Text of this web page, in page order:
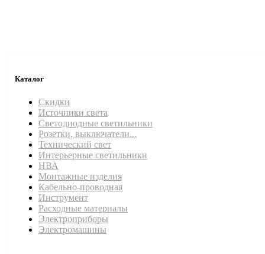
Каталог
Скидки
Источники света
Светодиодные светильники
Розетки, выключатели...
Технический свет
Интерьерные светильники
НВА
Монтажные изделия
Кабельно-проводная
Инструмент
Расходные материалы
Электроприборы
Электромашины